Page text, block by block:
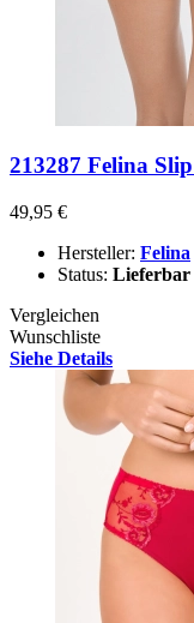
213287 Felina
49,95 €
Hersteller: Felina
Status: Lieferbar
Vergleichen
Wunschliste
Siehe Details